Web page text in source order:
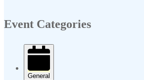
2026202620262026202620262026
Event Categories
General